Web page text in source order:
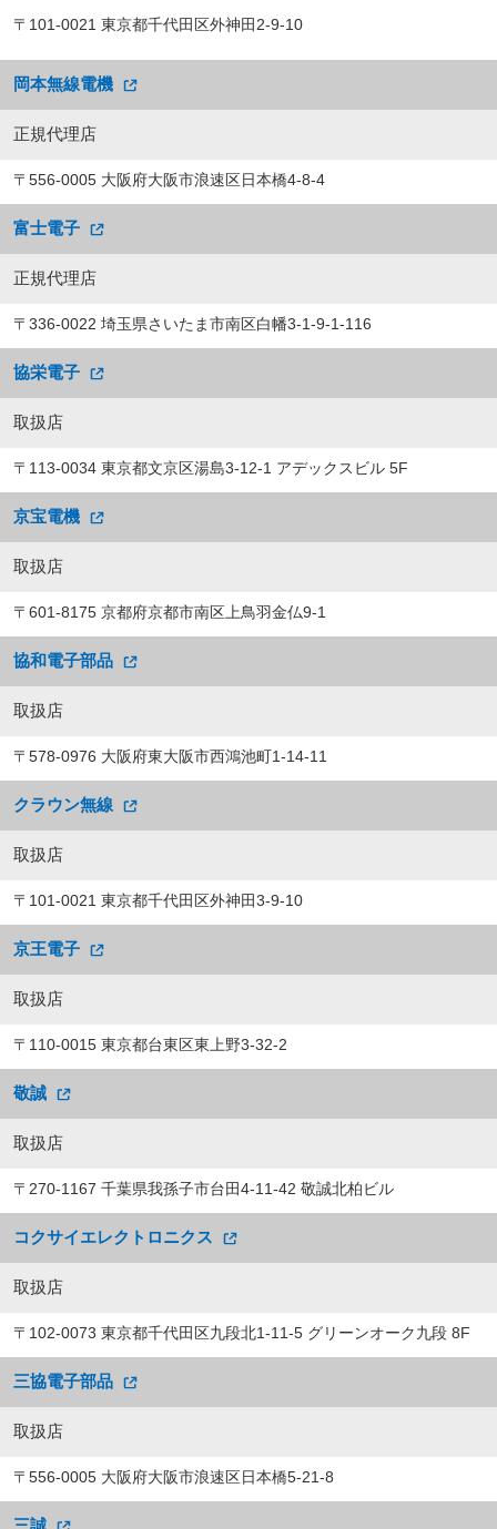
〒101-0021 東京都千代田区外神田2-9-10
岡本無線電機
正規代理店
〒556-0005 大阪府大阪市浪速区日本橋4-8-4
富士電子
正規代理店
〒336-0022 埼玉県さいたま市南区白幡3-1-9-1-116
協栄電子
取扱店
〒113-0034 東京都文京区湯島3-12-1 アデックスビル 5F
京宝電機
取扱店
〒601-8175 京都府京都市南区上鳥羽金仏9-1
協和電子部品
取扱店
〒578-0976 大阪府東大阪市西鴻池町1-14-11
クラウン無線
取扱店
〒101-0021 東京都千代田区外神田3-9-10
京王電子
取扱店
〒110-0015 東京都台東区東上野3-32-2
敬誠
取扱店
〒270-1167 千葉県我孫子市台田4-11-42 敬誠北柏ビル
コクサイエレクトロニクス
取扱店
〒102-0073 東京都千代田区九段北1-11-5 グリーンオーク九段 8F
三協電子部品
取扱店
〒556-0005 大阪府大阪市浪速区日本橋5-21-8